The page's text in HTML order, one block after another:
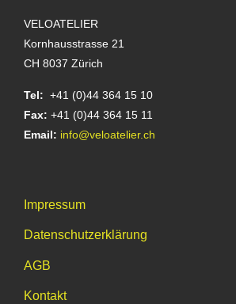
VELOATELIER
Kornhausstrasse 21
CH 8037 Zürich
Tel: +41 (0)44 364 15 10
Fax: +41 (0)44 364 15 11
Email: info@veloatelier.ch
Impressum
Datenschutzerklärung
AGB
Kontakt